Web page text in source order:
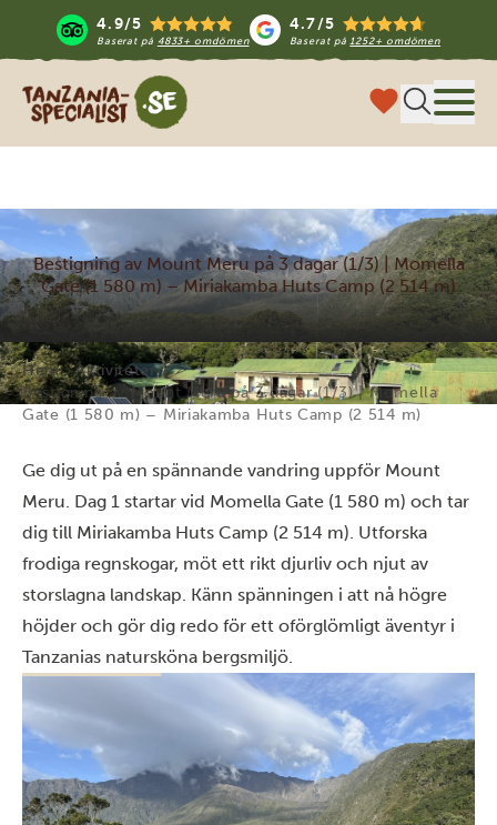
4.9/5
Baserat på 4833+ omdömen
4.7/5
Baserat på1252+ omdömen
Tanzania Specialist
Bestigning av Mount Meru på 3 dagar (1/3) | Momella
Gate (1 580 m) – Miriakamba Huts Camp (2 514 m)
Hem
Aktiviteter
Bestigning av Mount Meru på 3 dagar (1/3) | Momella
Gate (1 580 m) – Miriakamba Huts Camp (2 514 m)
Ge dig ut på en spännande vandring uppför Mount
Meru. Dag 1 startar vid Momella Gate (1 580 m) och tar
dig till Miriakamba Huts Camp (2 514 m). Utforska
frodiga regnskogar, möt ett rikt djurliv och njut av
storslagna landskap. Känn spänningen i att nå högre
höjder och gör dig redo för ett oförglömligt äventyr i
Tanzanias natursköna bergsmiljö.